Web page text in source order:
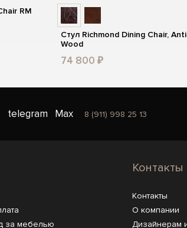
RM
Стул Richmond Dining Chair,
Wood
74 800 ₽
telegram Max 8 (911) 998 25 13
за мебелью
Контакты
Контакты
О компании
Дизайнерам